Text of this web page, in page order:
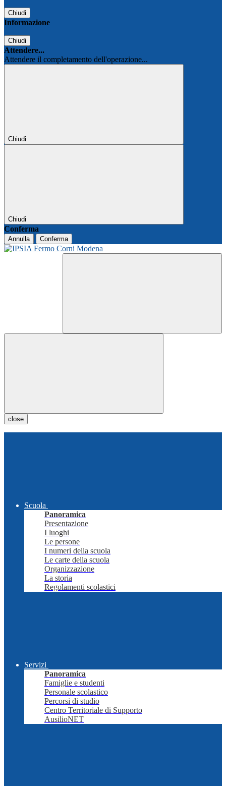
Chiudi
Informazione
Chiudi
Attendere...
Attendere il completamento dell'operazione...
Chiudi
Chiudi
Conferma
Annulla Conferma
close
Scuola
Panoramica
Presentazione
I luoghi
Le persone
I numeri della scuola
Le carte della scuola
Organizzazione
La storia
Regolamenti scolastici
Servizi
Panoramica
Famiglie e studenti
Personale scolastico
Percorsi di studio
Centro Territoriale di Supporto
AusilioNET